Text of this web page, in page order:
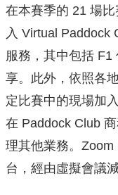
在本賽季的 21 場
入 Virtual Paddock
服務，其中包括 F1
享。此外，依照各
定比賽中的現場加
在 Paddock Club
理其他業務。
台，經由虛擬會議